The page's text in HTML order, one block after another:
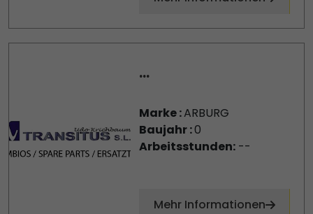
...
Marke :ARBURG
Baujahr :0
Arbeitsstunden:--
Mehr Informationen